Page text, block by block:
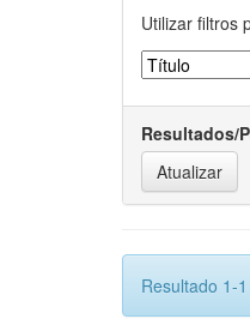
Utilizar filtros
Resultados/
Resultado 1-